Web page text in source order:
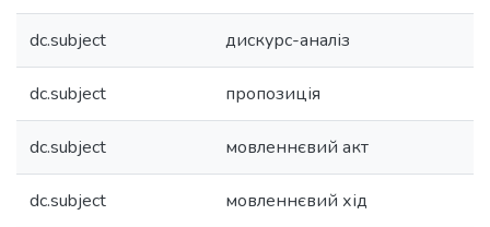
dc.subject дискурс-аналіз
dc.subject пропозиція
dc.subject мовленнєвий акт
dc.subject мовленнєвий хід